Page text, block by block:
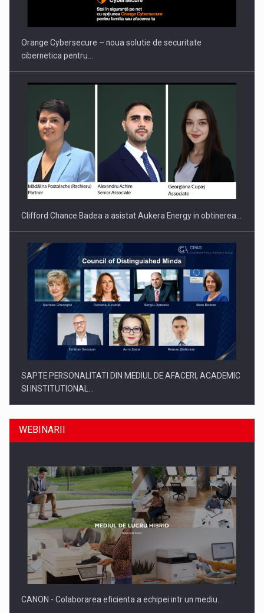
Orange Cybersecure – noua solutie de securitate
cibernetica pentru…
Clifford Chance Badea a asistat Aukera Energy in obtinerea…
SAPTE PERSONALITATI DIN MEDIUL DE AFACERI, ACADEMIC
SI INSTITUTIONAL…
SYCLEF isi consolideaza prezenta in Romania printr-o a
doua…
WEBINARII
CANON - Colaborarea eficienta a echipei intr un mediu…